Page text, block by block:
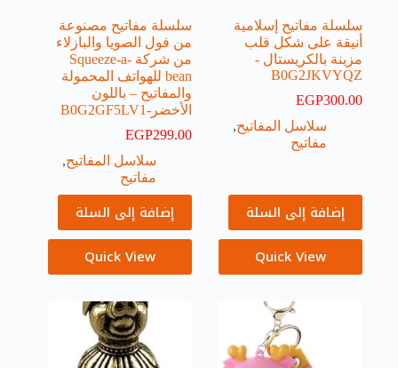
سلسلة مفاتيح إسلامية
أنيقة على شكل قلب
مزينة بالكريستال -
B0G2JKVYQZ
EGP300.00
سلاسل المفاتيح,
مفاتيح
إضافة إلى السلة
Quick View
سلسلة مفاتيح مصنوعة
من فول الصويا والبازلاء
من شركة Squeeze-a-
bean للهواتف المحمولة
والمفاتيح – باللون
الأخضر-B0G2GF5LV1
EGP299.00
سلاسل المفاتيح,
مفاتيح
إضافة إلى السلة
Quick View